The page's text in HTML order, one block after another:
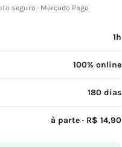
seguro · Mercado Pago
1h
100% online
180 dias
à parte · R$ 14,90